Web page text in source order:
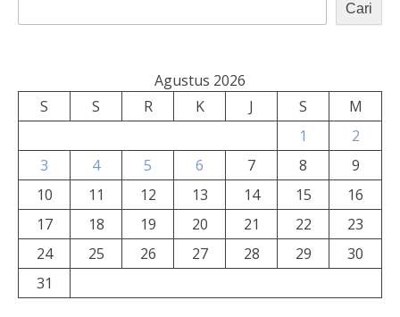
Cari
Agustus 2026
S
S R K J S
M
1
2
3
4 5 6 7 8
9
10
11 12 13 14 15
16
17
18 19 20 21 22
23
24
25 26 27 28 29
30
31